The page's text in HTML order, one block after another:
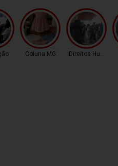
Coluna MG Direitos Humanos